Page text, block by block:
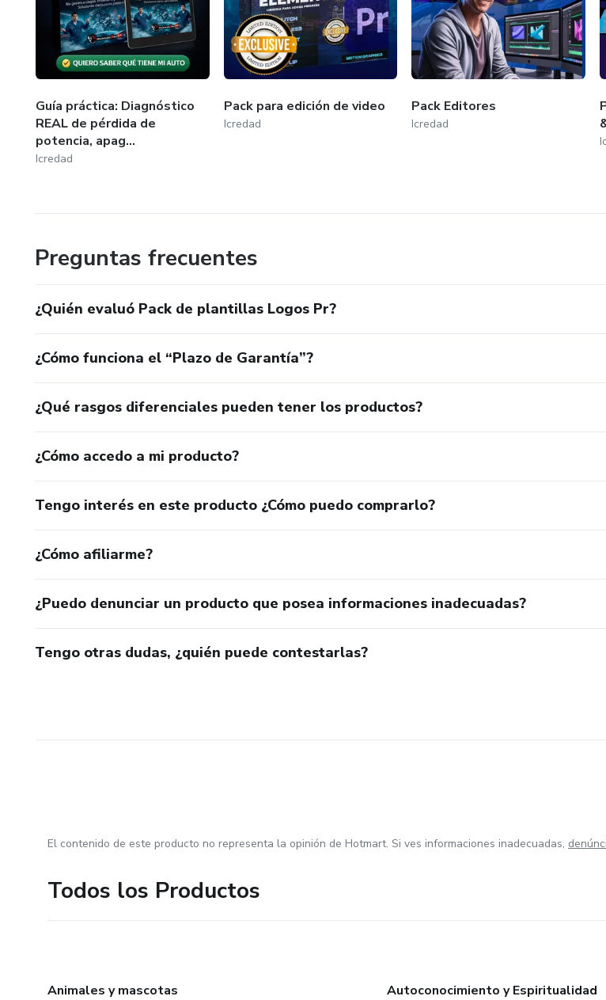
Guía práctica: Diagnóstico
REAL de pérdida de
potencia, apag...
Icredad
Pack para edición de video
Icredad
Pack Editores
Icredad
Preguntas frecuentes
¿Quién evaluó Pack de plantillas Logos Pr?
¿Cómo funciona el “Plazo de Garantía”?
¿Qué rasgos diferenciales pueden tener los productos?
¿Cómo accedo a mi producto?
Tengo interés en este producto ¿Cómo puedo comprarlo?
¿Cómo afiliarme?
¿Puedo denunciar un producto que posea informaciones inadecuadas?
Tengo otras dudas, ¿quién puede contestarlas?
El contenido de este producto no representa la opinión de Hotmart. Si ves informaciones inadecuadas,
Todos los Productos
Animales y mascotas
Autoconocimiento y Espiritualidad